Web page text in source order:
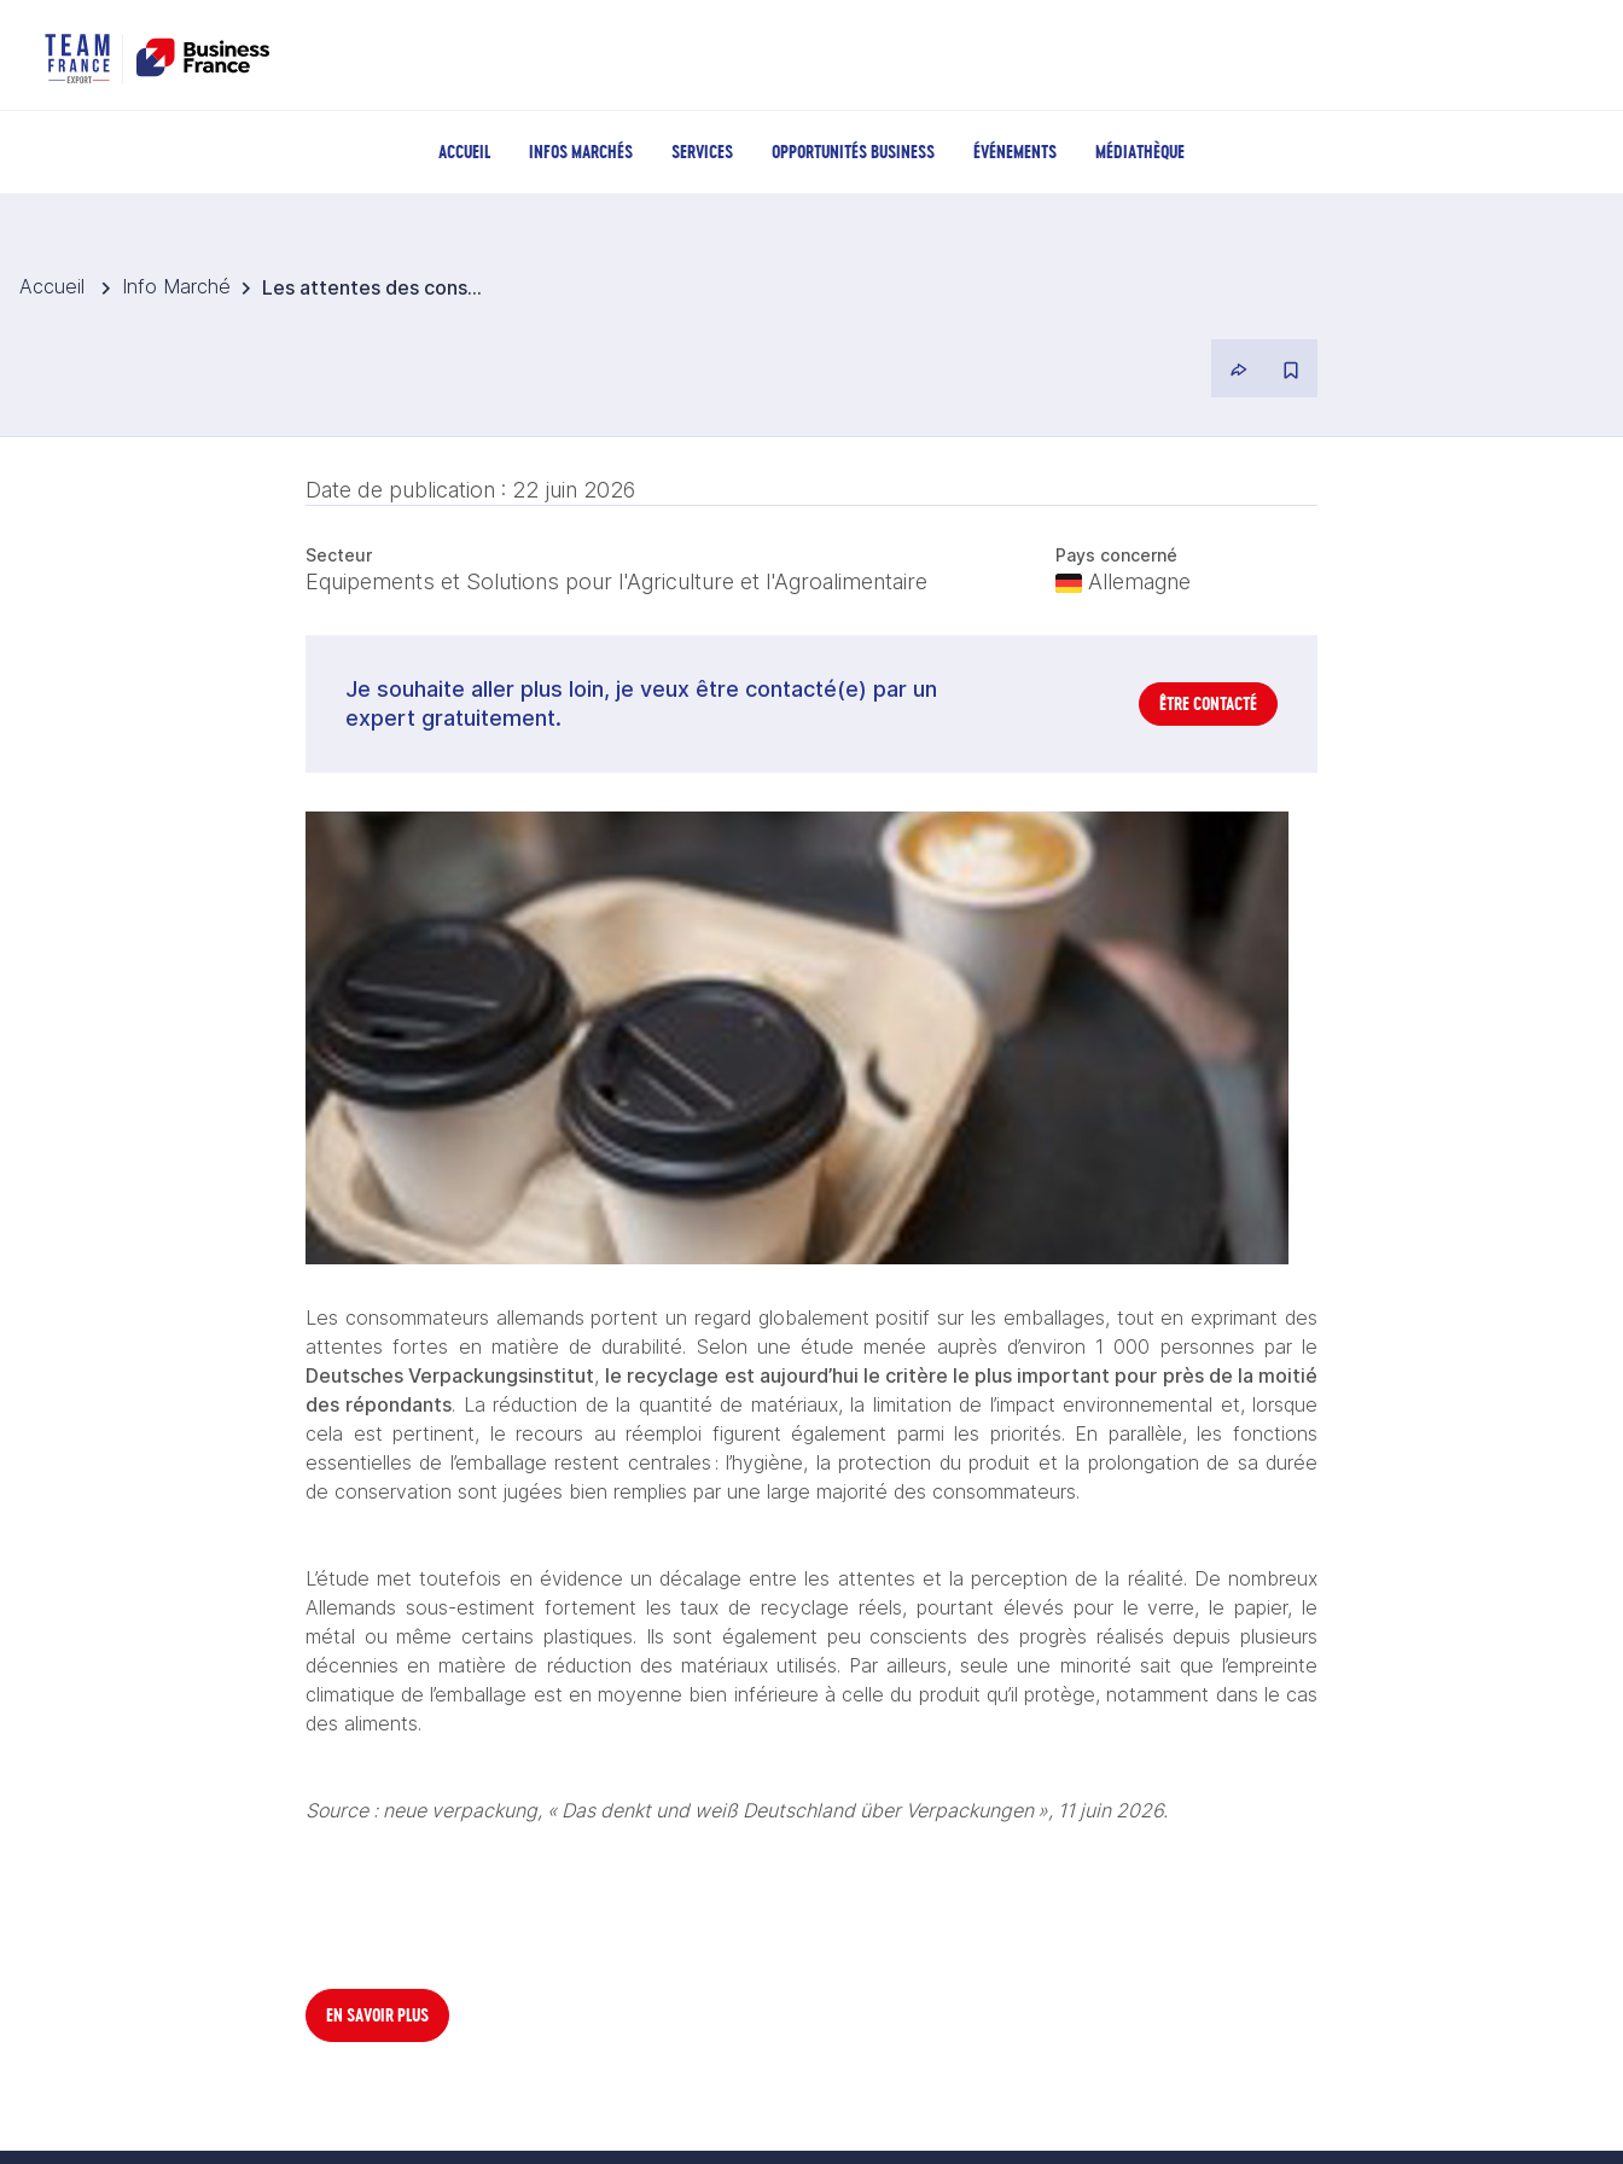
ACCUEIL INFOS MARCHÉS SERVICES OPPORTUNITÉS BUSINESS ÉVÉNEMENTS MÉDIATHÈQUE
Accueil Info Marché Les attentes des consommateurs allemands face aux emballages
Date de publication : 22 juin 2026
Secteur
Equipements et Solutions pour l'Agriculture et l'Agroalimentaire
Pays concerné
Allemagne
Je souhaite aller plus loin, je veux être contacté(e) par un
expert gratuitement.
ÊTRE CONTACTÉ
Les consommateurs allemands portent un regard globalement positif sur les emballages, tout en exprimant des
Deutsches Verpackungsinstitut, le recyclage est aujourd’hui le critère le plus important pour près de la moitié
des répondants. La réduction de la quantité de matériaux, la limitation de l’impact environnemental et, lorsque
cela est pertinent, le recours au réemploi figurent également parmi les priorités. En parallèle, les fonctions
essentielles de l’emballage restent centrales : l’hygiène, la protection du produit et la prolongation de sa durée
de conservation sont jugées bien remplies par une large majorité des consommateurs.
L’étude met toutefois en évidence un décalage entre les attentes et la perception de la réalité. De nombreux
Allemands sous-estiment fortement les taux de recyclage réels, pourtant élevés pour le verre, le papier, le
métal ou même certains plastiques. Ils sont également peu conscients des progrès réalisés depuis plusieurs
décennies en matière de réduction des matériaux utilisés. Par ailleurs, seule une minorité sait que l’empreinte
climatique de l’emballage est en moyenne bien inférieure à celle du produit qu’il protège, notamment dans le cas
des aliments.
Source : neue verpackung, « Das denkt und weiß Deutschland über Verpackungen », 11 juin 2026.
EN SAVOIR PLUS